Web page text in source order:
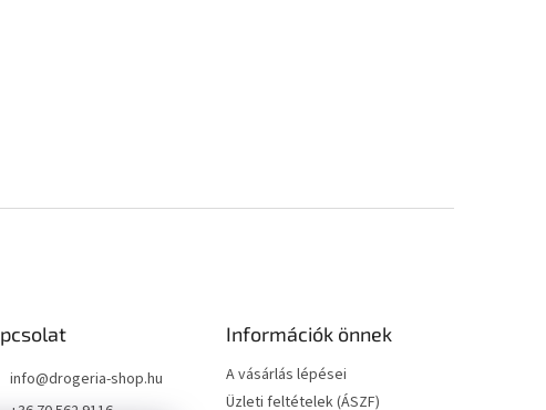
info@drogeria-shop.hu
Információk önnek
A vásárlás lépései
Üzleti feltételek (ÁSZF)